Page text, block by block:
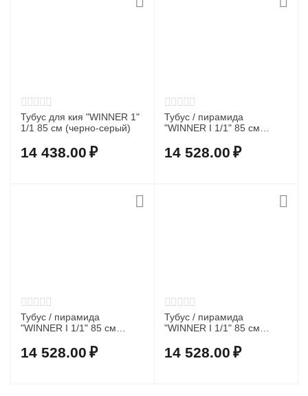
Тубус для кия "WINNER 1"
1/1 85 см (черно-серый)
14 438.00 ₽
Тубус / пирамида
"WINNER I 1/1" 85 см
14 528.00 ₽
Тубус / пирамида
"WINNER I 1/1" 85 см
14 528.00 ₽
Тубус / пирамида
"WINNER I 1/1" 85 см
14 528.00 ₽